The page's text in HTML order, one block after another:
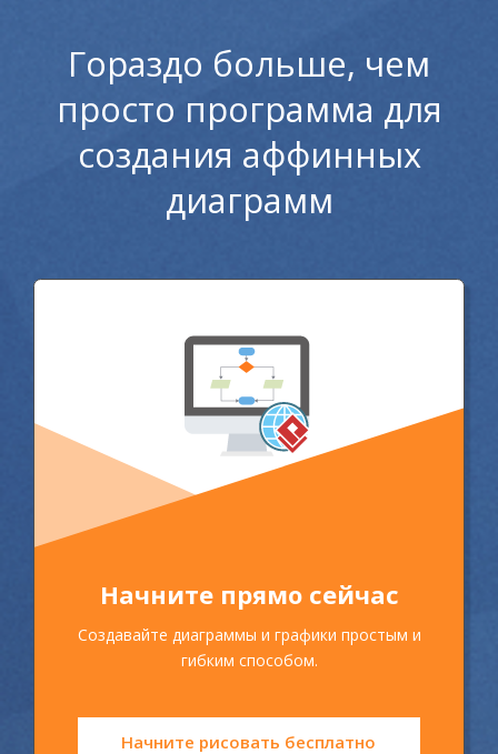
Гораздо больше, чем
просто программа для
создания аффинных
диаграмм
Начните прямо сейчас
Создавайте диаграммы и графики простым и
гибким способом.
Начните рисовать бесплатно